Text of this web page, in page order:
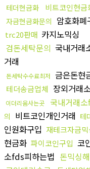
테더현금화 비트코인현금
자금현금화문의 암호화폐
trc20판매 카지노믹싱
검돈세탁문의 국내거래
거래
돈세탁수수료최저 금은돈현
테더송금업체 장외거래
이더리움사는곳 국내거래
의 비트코인개인거래 테
인원화구입 재테크자금
현금화 파이코인구입 코
소fds피하는법 돈믹싱